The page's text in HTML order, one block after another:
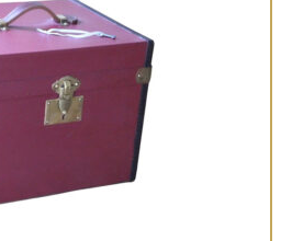
Quick View